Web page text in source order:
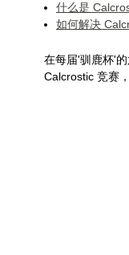
什么是
如何解决
在每届'驯鹿杯'
Calcrostic 竞赛